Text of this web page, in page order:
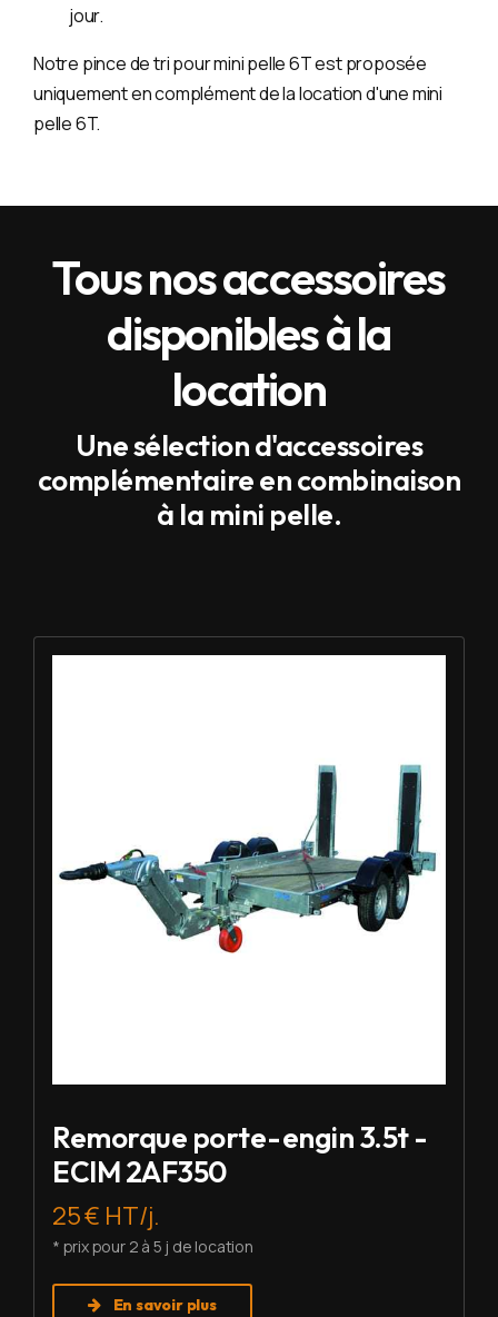
jour.
Notre pince de tri pour mini pelle 6T est proposée
uniquement en complément de la location d'une mini
pelle 6T.
Tous nos accessoires
disponibles à la
location
Une sélection d'accessoires
complémentaire en combinaison
à la mini pelle.
Remorque porte-engin 3.5t -
ECIM 2AF350
25 € HT/j.
* prix pour 2 à 5 j de location
En savoir plus
Louer Remorque porte-engin 3.5t - ECIM 2AF350